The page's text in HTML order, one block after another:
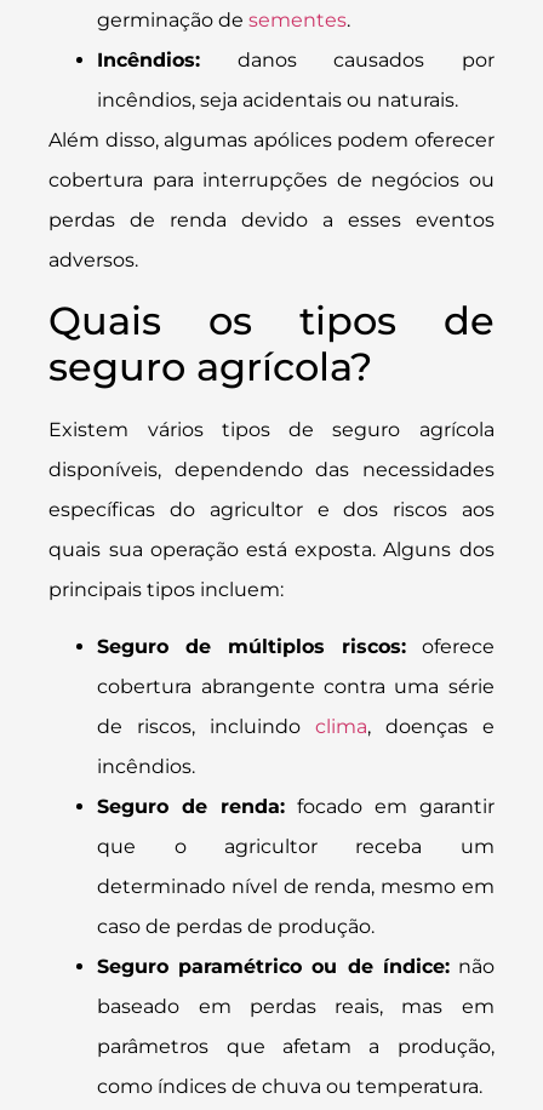
germinação desementes.
Incêndios: danos causados por
incêndios, seja acidentais ou naturais.
Além disso, algumas apólices podem oferecer
cobertura para interrupções de negócios ou
perdas de renda devido a esses eventos
adversos.
Quais os tipos de
seguro agrícola?
Existem vários tipos de seguro agrícola
disponíveis, dependendo das necessidades
específicas do agricultor e dos riscos aos
quais sua operação está exposta. Alguns dos
principais tipos incluem:
Seguro de múltiplos riscos:oferece
cobertura abrangente contra uma série
de riscos, incluindo clima, doenças e
incêndios.
Seguro de renda: focado em garantir
que o agricultor receba um
determinado nível de renda, mesmo em
caso de perdas de produção.
Seguro paramétrico ou de índice:não
baseado em perdas reais, mas em
parâmetros que afetam a produção,
como índices de chuva ou temperatura.